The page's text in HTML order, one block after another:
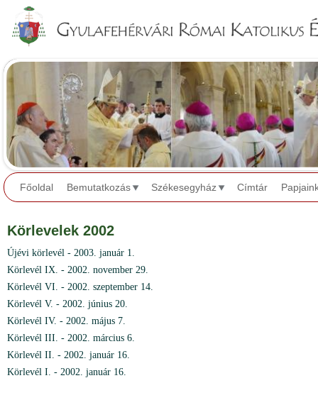
Főoldal Bemutatkozás Székesegyház Címtár
Körlevelek 2002
Újévi körlevél - 2003. január 1.
Körlevél IX. - 2002. november 29.
Körlevél VI. - 2002. szeptember 14.
Körlevél V. - 2002. június 20.
Körlevél IV. - 2002. május 7.
Körlevél III. - 2002. március 6.
Körlevél II. - 2002. január 16.
Körlevél I. - 2002. január 16.